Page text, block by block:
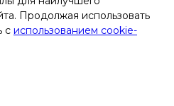
Продолжая использовать
с использованием cookie-